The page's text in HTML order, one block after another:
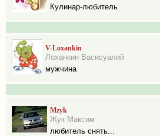
Кулинар-любитель
V-Loxankin
Лоханкин Васисуалий
мужчина
Mzyk
Жук Максим
любитель снять...